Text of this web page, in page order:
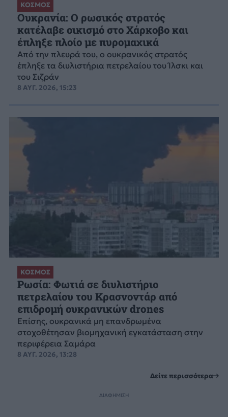
ΚΟΣΜΟΣ
Ουκρανία: Ο ρωσικός στρατός
κατέλαβε οικισμό στο Χάρκοβο και
έπληξε πλοίο με πυρομαχικά
Από την πλευρά του, ο ουκρανικός στρατός
έπληξε τα διυλιστήρια πετρελαίου του Ίλσκι και
του Σιζράν
8 ΑΥΓ. 2026, 15:23
ΚΟΣΜΟΣ
Ρωσία: Φωτιά σε διυλιστήριο
πετρελαίου του Κρασνοντάρ από
επιδρομή ουκρανικών drones
Επίσης, ουκρανικά μη επανδρωμένα
στοχοθέτησαν βιομηχανική εγκατάσταση στην
περιφέρεια Σαμάρα
8 ΑΥΓ. 2026, 13:28
Δείτε περισσότερα
ΔΙΑΦΗΜΙΣΗ